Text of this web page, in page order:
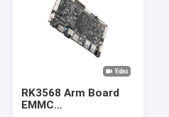
RK3568 Arm Board
EMMC